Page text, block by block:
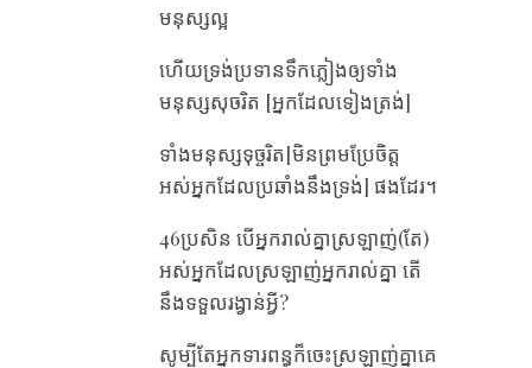
មនុស្ស​ល្អ
ហើយ​ទ្រង់​ប្រទាន​ទឹក​ភ្លៀង​ឲ្យ​ទាំង​
មនុស្ស​សុចរិត [អ្នកដែលទៀងត្រង់]
ទាំង​មនុស្ស​ទុច្ចរិត​[មិនព្រមប្រែចិត្ដ
អស់អ្នកដែលប្រឆាំងនឹងទ្រង់] ​ផង​ដែរ។
46ប្រសិន បើ​អ្នក​រាល់​គ្នា​ស្រឡាញ់​(តែ)​
អស់​អ្នក​ដែល​ស្រឡាញ់​អ្នក​រាល់​គ្នា តើ​
នឹង​ទទួល​រង្វាន់​អ្វី?
សូម្បី​តែ​អ្នក​ទារ​ពន្ធ​ក៏​ចេះ​ស្រឡាញ់​គ្នា​គេ​